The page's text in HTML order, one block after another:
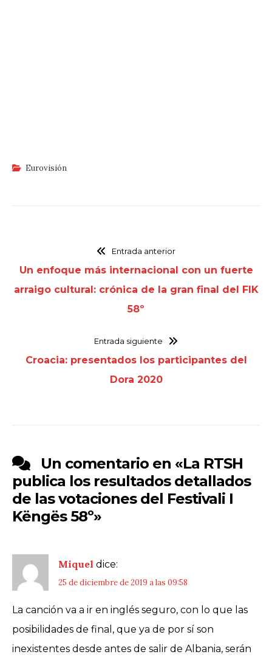
Eurovisión
Entrada anterior
Un enfoque más internacional con un fuerte
arraigo cultural: crónica de la gran final del FIK
58º
Entrada siguiente
Croacia: presentados los participantes del
Dora 2020
Un comentario en «La RTSH
publica los resultados detallados
de las votaciones del Festivali I
Këngës 58º»
Miquel dice:
25 de diciembre de 2019 a las 09:58
La canción va a ir en inglés seguro, con lo que las
posibilidades de final, que ya de por sí son
inexistentes desde antes de salir de Albania, serán